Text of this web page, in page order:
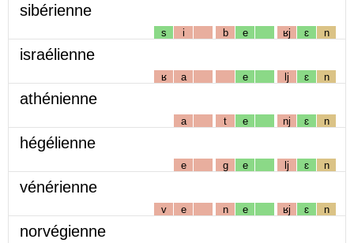
sibérienne
s i b e ʁj ɛ n
israélienne
ʁ a e lj ɛ n
athénienne
a t e nj ɛ n
hégélienne
e g e lj ɛ n
vénérienne
v e n e ʁj ɛ n
norvégienne